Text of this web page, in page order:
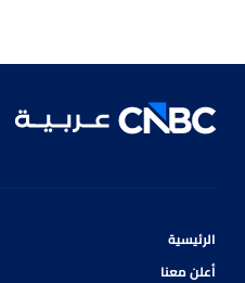
الرئيسية
أعلن معنا